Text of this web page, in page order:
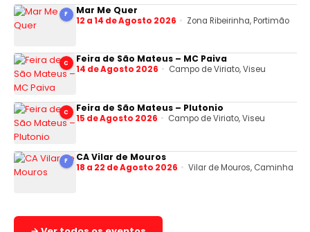
F Mar Me Quer
12 a 14 de Agosto 2026 Zona Ribeirinha, Portimão
C Feira de São Mateus – MC Paiva
14 de Agosto 2026 Campo de Viriato, Viseu
C Feira de São Mateus – Plutonio
15 de Agosto 2026 Campo de Viriato, Viseu
F CA Vilar de Mouros
18 a 22 de Agosto 2026 Vilar de Mouros, Caminha